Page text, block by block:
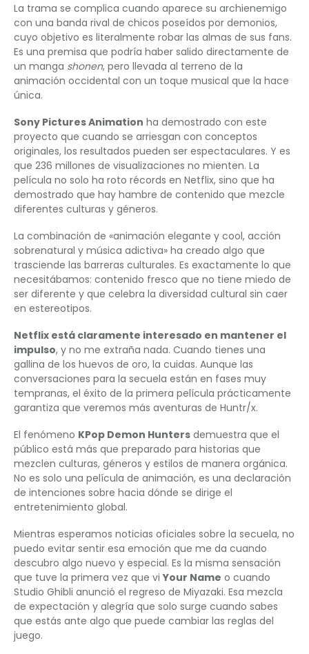
La trama se complica cuando aparece su archienemigo
con una banda rival de chicos poseídos por demonios,
cuyo objetivo es literalmente robar las almas de sus fans.
Es una premisa que podría haber salido directamente de
un manga shonen, pero llevada al terreno de la
animación occidental con un toque musical que la hace
única.
Sony Pictures Animation ha demostrado con este
proyecto que cuando se arriesgan con conceptos
originales, los resultados pueden ser espectaculares. Y es
que 236 millones de visualizaciones no mienten. La
película no solo ha roto récords en Netflix, sino que ha
demostrado que hay hambre de contenido que mezcle
diferentes culturas y géneros.
La combinación de «animación elegante y cool, acción
sobrenatural y música adictiva» ha creado algo que
trasciende las barreras culturales. Es exactamente lo que
necesitábamos: contenido fresco que no tiene miedo de
ser diferente y que celebra la diversidad cultural sin caer
en estereotipos.
Netflix está claramente interesado en mantener el
impulso, y no me extraña nada. Cuando tienes una
gallina de los huevos de oro, la cuidas. Aunque las
conversaciones para la secuela están en fases muy
tempranas, el éxito de la primera película prácticamente
garantiza que veremos más aventuras de Huntr/x.
El fenómeno KPop Demon Hunters demuestra que el
público está más que preparado para historias que
mezclen culturas, géneros y estilos de manera orgánica.
No es solo una película de animación, es una declaración
de intenciones sobre hacia dónde se dirige el
entretenimiento global.
Mientras esperamos noticias oficiales sobre la secuela, no
puedo evitar sentir esa emoción que me da cuando
descubro algo nuevo y especial. Es la misma sensación
que tuve la primera vez que viYour Name o cuando
Studio Ghibli anunció el regreso de Miyazaki. Esa mezcla
de expectación y alegría que solo surge cuando sabes
que estás ante algo que puede cambiar las reglas del
juego.